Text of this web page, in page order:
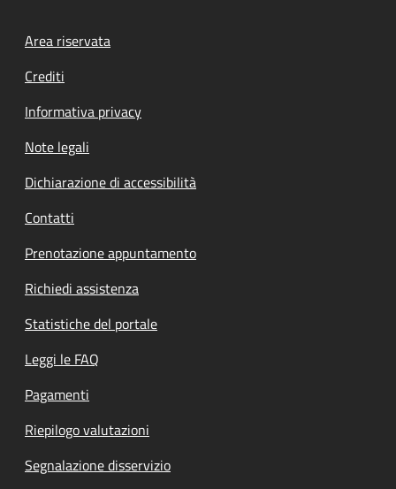
Footer menu
Area riservata
Crediti
Informativa privacy
Note legali
Dichiarazione di accessibilità
Contatti
Prenotazione appuntamento
Richiedi assistenza
Statistiche del portale
Leggi le FAQ
Pagamenti
Riepilogo valutazioni
Segnalazione disservizio